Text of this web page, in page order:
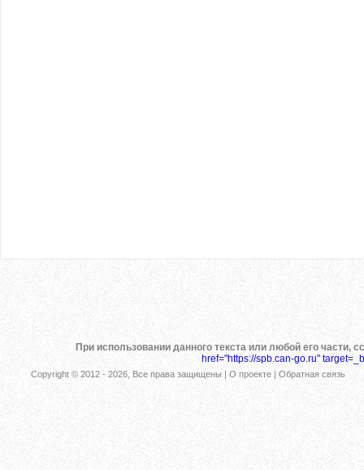
При использовании данного текста или любой его части,
href="https://spb.can-go.ru"
Copyright © 2012 - 2026, Все права защищены | О проекте | Обратная связь